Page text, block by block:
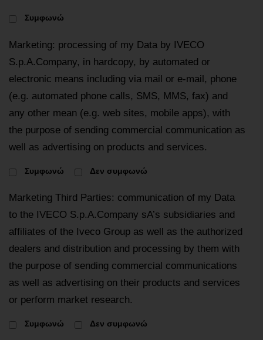
Συμφωνώ
Marketing: processing of my Data by IVECO
S.p.A.Company, in hardcopy, by automated or
electronic means including via mail or e-mail, phone
(e.g. automated phone calls, SMS, MMS, fax) and
any other mean (e.g. web sites, mobile apps), with
the purpose of sending commercial communication as
well as advertising on products and services.
Συμφωνώ Δεν συμφωνώ
Marketing Third Parties: communication of my Data
to the IVECO S.p.A.Company sA’s subsidiaries and
affiliates of the Iveco Group as well as the authorized
dealers and distribution and processing by them with
the purpose of sending commercial communications
as well as advertising on their products and services
or perform market research.
Συμφωνώ Δεν συμφωνώ